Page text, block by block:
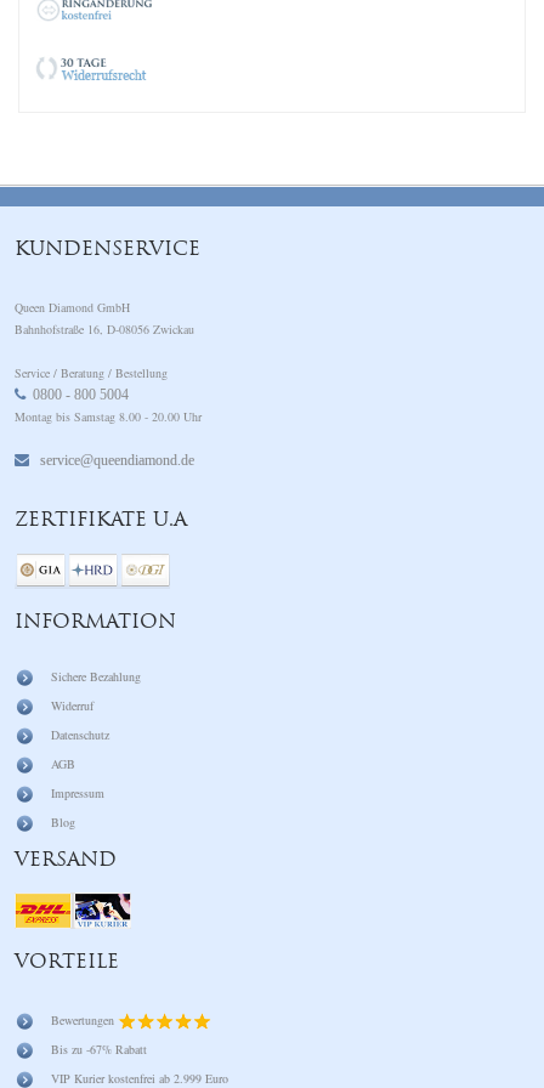
KUNDENSERVICE
Queen Diamond GmbH
Bahnhofstraße 16, D-08056 Zwickau
Service / Beratung / Bestellung
0800 - 800 5004
Montag bis Samstag 8.00 - 20.00 Uhr
service@queendiamond.de
ZERTIFIKATE U.A
INFORMATION
Sichere Bezahlung
Widerruf
Datenschutz
AGB
Impressum
Blog
VERSAND
VORTEILE
Bewertungen
Bis zu -67% Rabatt
VIP Kurier kostenfrei ab 2.999 Euro